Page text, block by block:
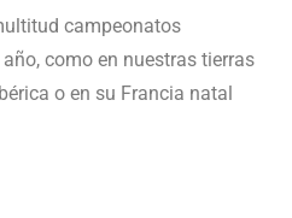
campeonatos
como en nuestras tierras
o en su Francia natal